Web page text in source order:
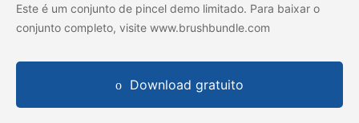
Este é um conjunto de pincel demo limitado. Para baixar o
conjunto completo, visite www.brushbundle.com
Download gratuito